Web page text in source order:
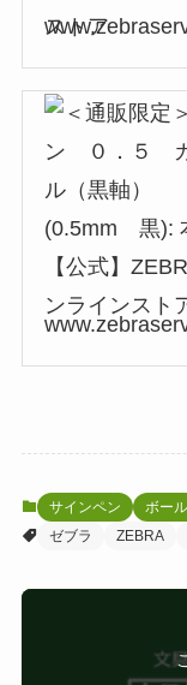
サインペン
ボー
ゼブラ
ZEBRA